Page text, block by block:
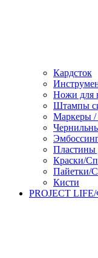
Кардсток
Ножи для
Штампы
Маркеры /
Пластины
Краски/
Пайетки/
Кисти
PROJECT